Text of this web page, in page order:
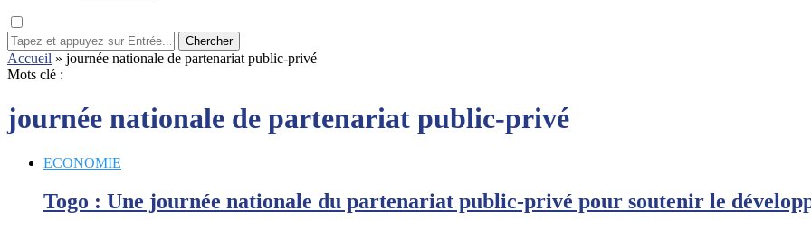
Chercher
Accueil » journée nationale de partenariat public-privé
Mots clé :
journée nationale de partenariat public-privé
ECONOMIE
Togo : Une journée nationale du partenariat public-privé pour soutenir le